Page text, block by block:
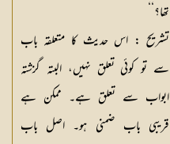
تھا؟‘‘
تشریح : اس حدیث کا متعلقہ باب
سے تو کوئی تعلق نہیں، البتہ گزشتہ
ابواب سے تعلق ہے۔ ممکن ہے
قریبی باب ضمنی ہو۔ اصل باب